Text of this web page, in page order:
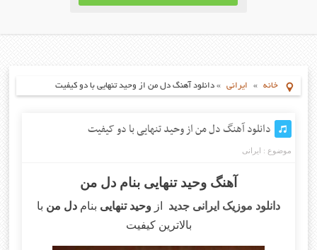
خانه » ایرانی »دانلود آهنگ دل من از وحید تنهایی با دو کیفیت
دانلود آهنگ دل من از وحید تنهایی با دو کیفیت
موضوع : ایرانی
آهنگ وحید تنهایی بنام دل من
دانلود موزیک ایرانی جدید از وحید تنهایی بنام دل من با
بالاترین کیفیت